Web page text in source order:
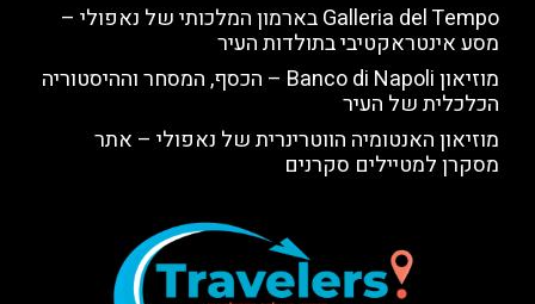
Galleria del Tempo בארמון המלכותי של נאפולי –
מסע אינטראקטיבי בתולדות העיר
מוזיאון Banco di Napoli – הכסף, המסחר וההיסטוריה
הכלכלית של העיר
מוזיאון האנטומיה הווטרינרית של נאפולי – אתר
מסקרן למטיילים סקרנים